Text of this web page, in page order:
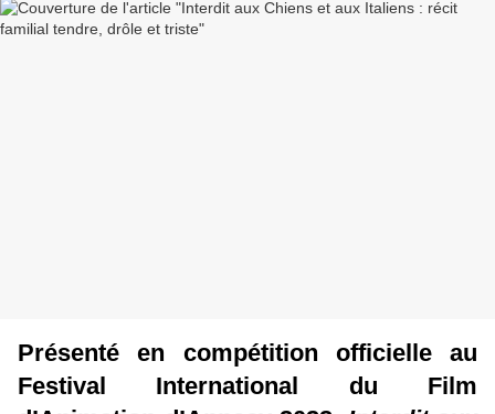
Présenté en compétition officielle au
Festival International du Film